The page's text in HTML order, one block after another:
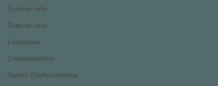
Todo en niño
Todo en niña
Ceremonia
Complementos
Outlet Otoño/Invierno